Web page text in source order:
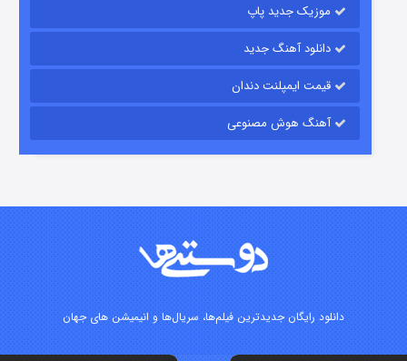
موزیک جدید پاپ
دانلود آهنگ جدید
قیمت ایمپلنت دندان
آهنگ هوش مصنوعی
دانلود رایگان جدیدترین فیلم‌ها، سریال‌ها و انیمیشن های جهان